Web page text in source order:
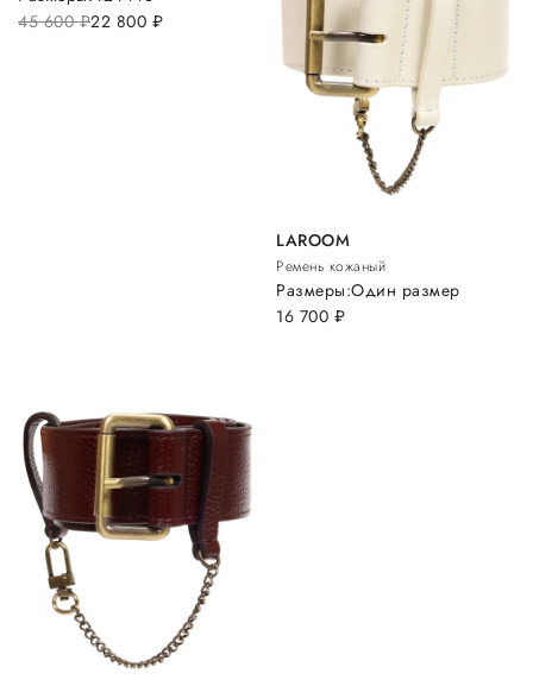
45 600руб.22 800 руб.
LAROOM
Ремень кожаный
16 700 руб.
Размеры:Один размер